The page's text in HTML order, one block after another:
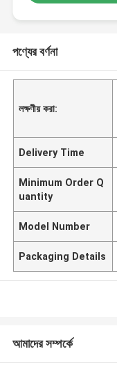
পণ্যের বর্ণনা
লক্ষণীয় করা:
Delivery Time
Minimum Order Q
uantity
Model Number
Packaging Details
আমাদের সম্পর্কে